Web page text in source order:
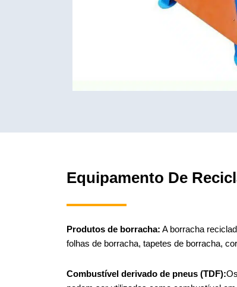
Equipamento De
Produtos de borracha: A borracha
folhas de borracha, tapetes de borracha,
Combustível derivado de pneus (TDF):